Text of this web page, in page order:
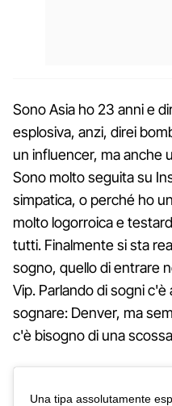
Sono Asia ho 23 anni e
esplosiva, anzi, direi
un influencer, ma anche
Sono molto seguita su
simpatica, o perché ho
molto logorroica e
tutti. Finalmente si sta
sogno, quello di entrare
Vip. Parlando di sogni
sognare: Denver, ma
c'è bisogno di una
Una tipa assolutamente